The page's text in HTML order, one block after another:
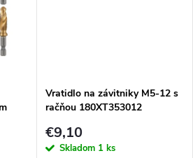
Vratidlo na závitniky M5-12 s
račňou 180XT353012
€9,10
Skladom 1 ks